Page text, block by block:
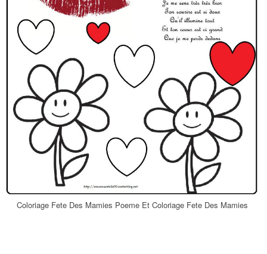
Coloriage Fete Des Mamies Poeme Et Coloriage Fete Des Mamies